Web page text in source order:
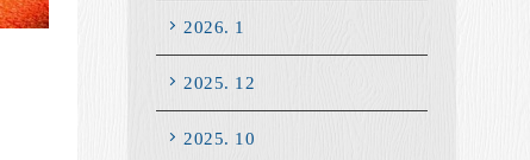
2026. 1
2025. 12
2025. 10